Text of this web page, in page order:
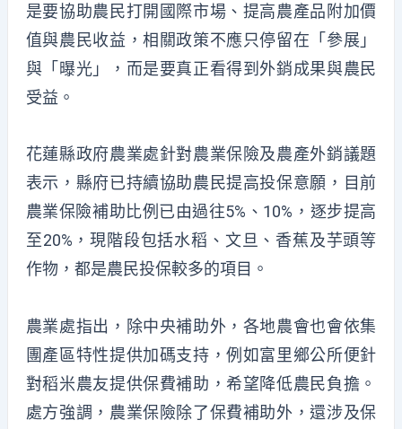
是要協助農民打開國際市場、提高農產品附加價
值與農民收益，相關政策不應只停留在「參展」
與「曝光」，而是要真正看得到外銷成果與農民
受益。
花蓮縣政府農業處針對農業保險及農產外銷議題
表示，縣府已持續協助農民提高投保意願，目前
農業保險補助比例已由過往5%、10%，逐步提高
至20%，現階段包括水稻、文旦、香蕉及芋頭等
作物，都是農民投保較多的項目。
農業處指出，除中央補助外，各地農會也會依集
團產區特性提供加碼支持，例如富里鄉公所便針
對稻米農友提供保費補助，希望降低農民負擔。
處方強調，農業保險除了保費補助外，還涉及保